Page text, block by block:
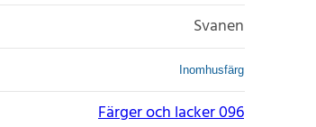
Svanen
Inomhusfärg
Färger och lacker 096